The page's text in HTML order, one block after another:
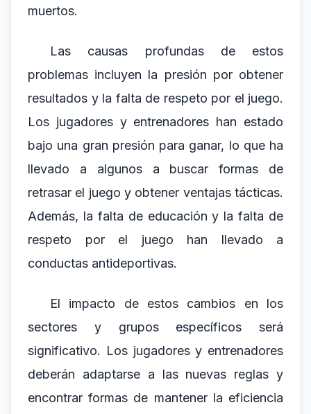
muertos.
Las causas profundas de estos
problemas incluyen la presión por obtener
resultados y la falta de respeto por el juego.
Los jugadores y entrenadores han estado
bajo una gran presión para ganar, lo que ha
llevado a algunos a buscar formas de
retrasar el juego y obtener ventajas tácticas.
Además, la falta de educación y la falta de
respeto por el juego han llevado a
conductas antideportivas.
El impacto de estos cambios en los
sectores y grupos específicos será
significativo. Los jugadores y entrenadores
deberán adaptarse a las nuevas reglas y
encontrar formas de mantener la eficiencia